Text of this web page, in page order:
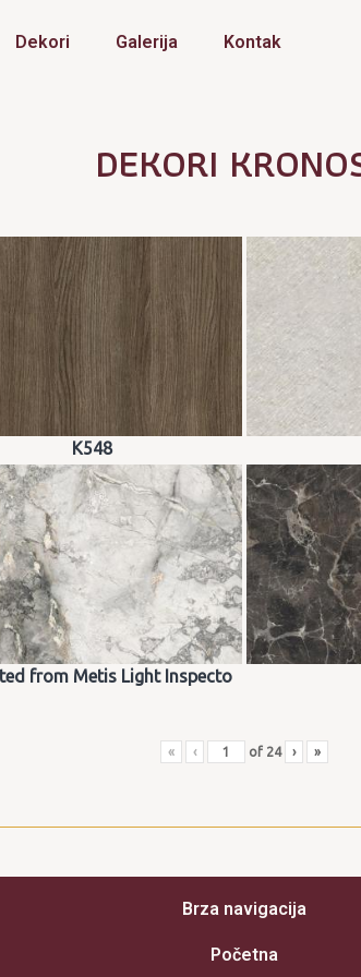
Dekori Galerija Kontak
DEKORI
K548
from Metis Light Inspecto
« ‹ of 24 › »
Brza navigacija
Početna